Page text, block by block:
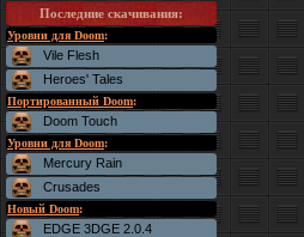
Последние скачивания:
Уровни для Doom:
Vile Flesh
Heroes' Tales
Портированный Doom:
Doom Touch
Уровни для Doom:
Mercury Rain
Crusades
Новый Doom:
EDGE 3DGE 2.0.4